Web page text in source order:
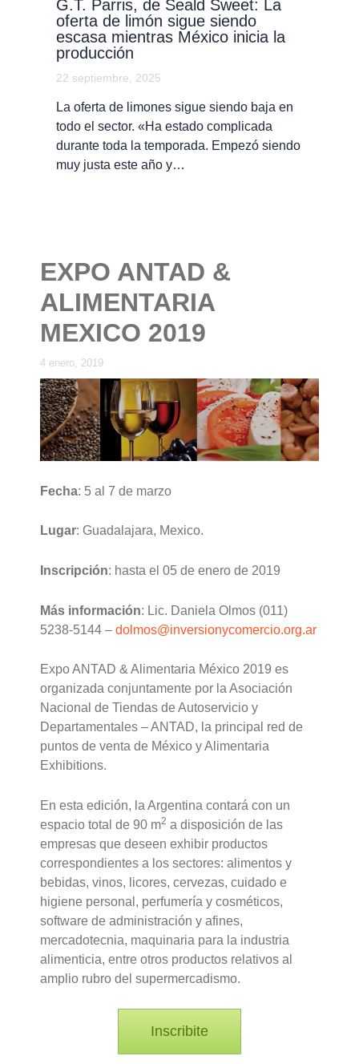
G.T. Parris, de Seald Sweet: La
oferta de limón sigue siendo
escasa mientras México inicia la
producción
22 septiembre, 2025
La oferta de limones sigue siendo baja en
todo el sector. «Ha estado complicada
durante toda la temporada. Empezó siendo
muy justa este año y…
EXPO ANTAD &
ALIMENTARIA
MEXICO 2019
4 enero, 2019
Fecha: 5 al 7 de marzo
Lugar: Guadalajara, Mexico.
Inscripción: hasta el 05 de enero de 2019
Más información: Lic. Daniela Olmos (011)
5238-5144 –dolmos@inversionycomercio.org.ar
Expo ANTAD & Alimentaria México 2019 es
organizada conjuntamente por la Asociación
Nacional de Tiendas de Autoservicio y
Departamentales – ANTAD, la principal red de
puntos de venta de México y Alimentaria
Exhibitions.
En esta edición, la Argentina contará con un
espacio total de 90 m2 a disposición de las
empresas que deseen exhibir productos
correspondientes a los sectores: alimentos y
bebidas, vinos, licores, cervezas, cuidado e
higiene personal, perfumería y cosméticos,
software de administración y afines,
mercadotecnia, maquinaria para la industria
alimenticia, entre otros productos relativos al
amplio rubro del supermercadismo.
Inscribite